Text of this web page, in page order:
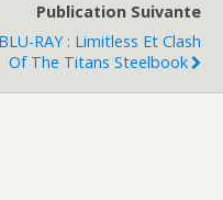
Publication Suivante
BLU-RAY : Limitless Et Clash
Of The Titans Steelbook